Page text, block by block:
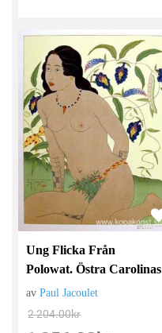
Ung Flicka Från
Polowat. Östra Carolinas
avPaul Jacoulet
2 204.00kr